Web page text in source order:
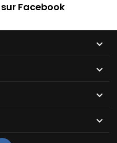
Facebook



